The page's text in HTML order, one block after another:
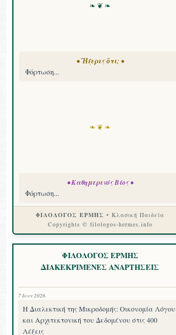
❧ ❦ ❧
• Ἤξερες ὅτι; •
Φόρτωση...
❧ ❦ ❧
• Καθημερινός Βίος •
Φόρτωση...
ΦΙΛΟΛΟΓΟΣ ΕΡΜΗΣ • Κλασική Παιδεία
Copyrights © filologos-hermes.info
ΦΙΛΟΛΟΓΟΣ ΕΡΜΗΣ
ΔΙΑΚΕΚΡΙΜΕΝΕΣ ΑΝΑΡΤΗΣΕΙΣ
7 Ιουν 2026
Η Διαλεκτική της Μικροδομής: Οικονομία Λόγου
και Αρχιτεκτονική του Δεδομένου στις 400
Λέξεις